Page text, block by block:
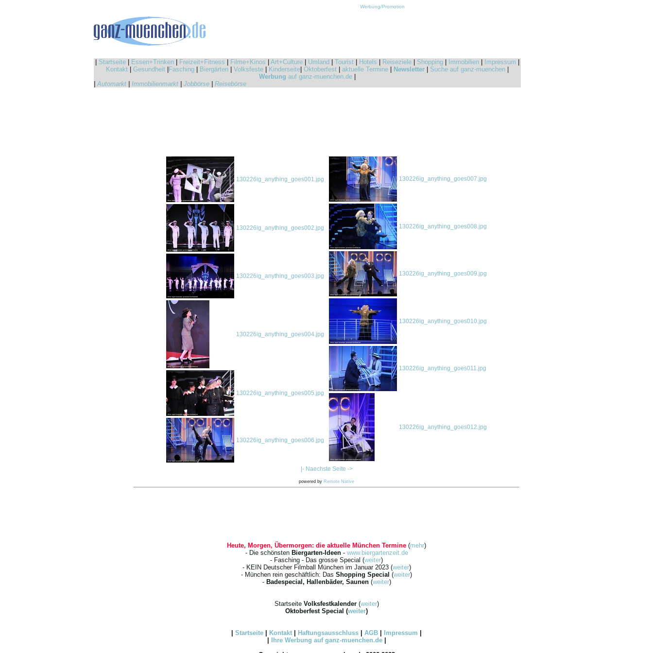
Werbung/Promotion
Startseite Essen+Trinken Freizeit+Fitness Filme+Kinos Art+Culture Umland Tourist Hotels Reiseziele Shopping Immobilien Impressum
Kontakt
Gesundheit Fasching Biergärten Volksfeste Kinderseite Oktoberfest aktuelle Termine Newsletter Suche auf ganz-muenchen
Werbung auf ganz-muenchen.de
|Automarkt Immobilienmarkt Jobbörse Reisebörse
130226ig_anything_goes001.jpg
130226ig_anything_goes002.jpg
130226ig_anything_goes003.jpg
130226ig_anything_goes004.jpg
130226ig_anything_goes005.jpg
130226ig_anything_goes006.jpg
130226ig_anything_goes007.jpg
130226ig_anything_goes008.jpg
130226ig_anything_goes009.jpg
130226ig_anything_goes010.jpg
130226ig_anything_goes011.jpg
130226ig_anything_goes012.jpg
|- Naechste Seite ->
powered by Remote Native
Heute, Morgen, Übermorgen: die aktuelle München Termine (mehr)
- Die schönsten Biergarten-Ideen- www.biergartenzeit.de
- Fasching - Das grosse Special (weiter)
- KEIN Deutscher Filmball München im Januar 2023 (weiter)
- München rein geschäftlich: Das Shopping Special (weiter)
- Badespecial, Hallenbäder, Saunen(weiter)
Startseite Volksfestkalender(weiter)
Oktoberfest Special (weiter)
Startseite Kontakt Haftungsausschluss AGB Impressum
IhreWerbung auf ganz-muenchen.de|